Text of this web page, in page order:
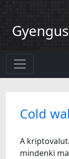
Cold
A
mindenki